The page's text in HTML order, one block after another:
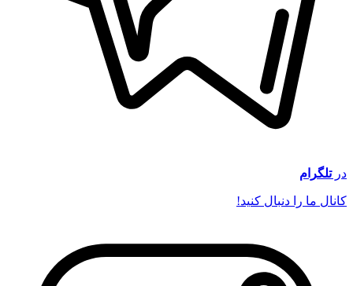
درتلگرام
کانال ما را دنبال کنید!